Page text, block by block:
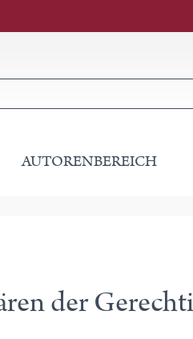
AUTORENBEREICH
der